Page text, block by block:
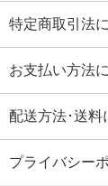
特定商取引法
お支払い方法
配送方法･送料
プライバシー